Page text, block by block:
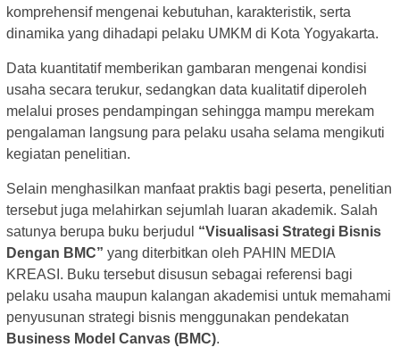
komprehensif mengenai kebutuhan, karakteristik, serta
dinamika yang dihadapi pelaku UMKM di Kota Yogyakarta.
Data kuantitatif memberikan gambaran mengenai kondisi
usaha secara terukur, sedangkan data kualitatif diperoleh
melalui proses pendampingan sehingga mampu merekam
pengalaman langsung para pelaku usaha selama mengikuti
kegiatan penelitian.
Selain menghasilkan manfaat praktis bagi peserta, penelitian
tersebut juga melahirkan sejumlah luaran akademik. Salah
satunya berupa buku berjudul “Visualisasi Strategi Bisnis
Dengan BMC” yang diterbitkan oleh PAHIN MEDIA
KREASI. Buku tersebut disusun sebagai referensi bagi
pelaku usaha maupun kalangan akademisi untuk memahami
penyusunan strategi bisnis menggunakan pendekatan
Business Model Canvas (BMC).